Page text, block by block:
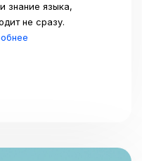
знание языка,
не сразу.